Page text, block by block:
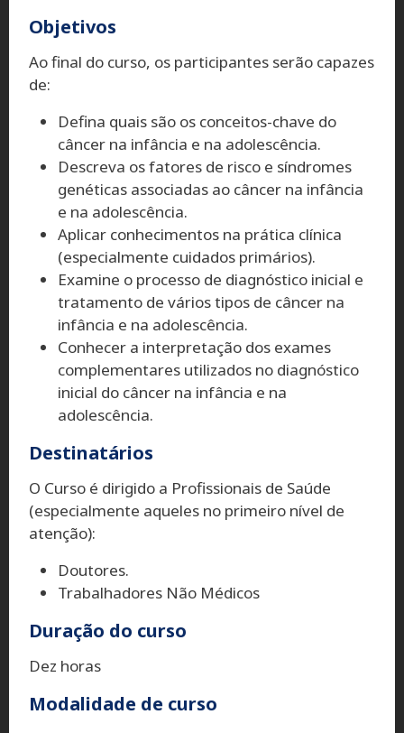
Objetivos
Ao final do curso, os participantes serão capazes
de:
Defina quais são os conceitos-chave do
câncer na infância e na adolescência.
Descreva os fatores de risco e síndromes
genéticas associadas ao câncer na infância
e na adolescência.
Aplicar conhecimentos na prática clínica
(especialmente cuidados primários).
Examine o processo de diagnóstico inicial e
tratamento de vários tipos de câncer na
infância e na adolescência.
Conhecer a interpretação dos exames
complementares utilizados no diagnóstico
inicial do câncer na infância e na
adolescência.
Destinatários
O Curso é dirigido a Profissionais de Saúde
(especialmente aqueles no primeiro nível de
atenção):
Doutores.
Trabalhadores Não Médicos
Duração do curso
Dez horas
Modalidade de curso